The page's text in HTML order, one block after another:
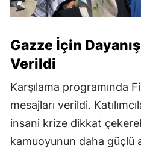
Gazze İçin
Verildi
Karşılama programında
mesajları verildi.
insani krize dikkat
kamuoyunun daha güçlü